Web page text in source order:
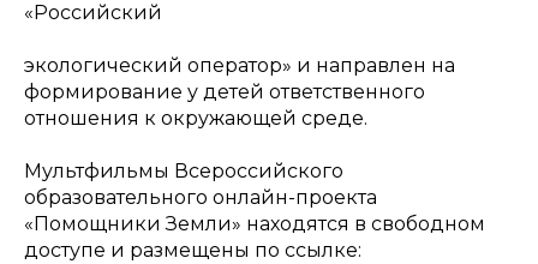
«Российский
экологический оператор» и направлен на
формирование у детей ответственного
отношения к окружающей среде.
Мультфильмы Всероссийского
образовательного онлайн-проекта
«Помощники Земли» находятся в свободном
доступе и размещены по ссылке: